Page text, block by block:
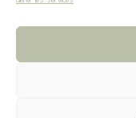
Liens utiles
Mon compte